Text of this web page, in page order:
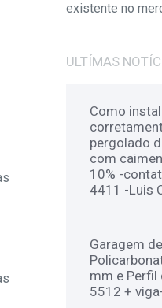
existente no
ULTÍMAS
Como
pergolado
com
10% -
4411 -Luis
Garagem
mm e Perfil
5512 +